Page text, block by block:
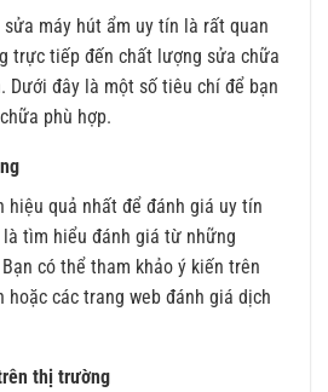
máy hút ẩm uy tín là rất quan
trực tiếp đến chất lượng sửa chữa
Dưới đây là một số tiêu chí để bạn
phù hợp.
hiệu quả nhất để đánh giá uy tín
tìm hiểu đánh giá từ những
có thể tham khảo ý kiến trên
hoặc các trang web đánh giá dịch
thị trường